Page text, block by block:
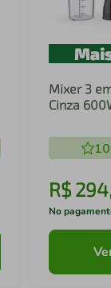
Mixer 3
Cinza
(EIB20)
R$ 294
No